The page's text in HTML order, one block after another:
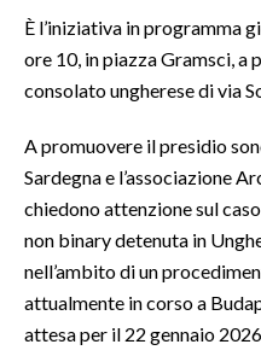
SARDEGNA TURISMO
NOTIZIE
EVENTI
#CARAUNIONE
È l’iniziativa in programma
ore 10, in piazza Gramsci, a
consolato ungherese di via
A promuovere il presidio
Sardegna e l’associazione
chiedono attenzione sul
non binary detenuta in
nell’ambito di un
attualmente in corso a
attesa per il 22 gennaio 2026.